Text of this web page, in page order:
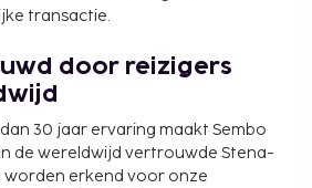
zijn vrijgesteld van toeslagen
niet volledig. Toeslagen en
excl. btw en kunnen
transactie.
door reizigers
30 jaar ervaring maakt Sembo
de wereldwijd vertrouwde Stena-
worden erkend voor onze